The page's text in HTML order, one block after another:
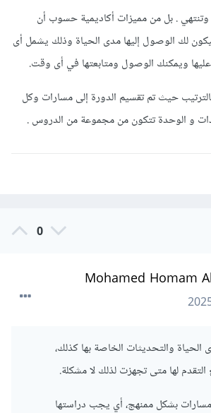
. بل من مميزات أكاديمية حسوب أن
لك الوصول إليها مدى الحياة وذلك يشمل أى
ويمكنك الوصول ومتابعتها في أى وقت.
حيث تم تقسيم الدورة إلى مسارات وكل
و الوحدة تتكون من مجموعة من الدروس .
0
Mohamed Homam
والتحديثات الخاصة بها كذلك،
لها متى تجهزت لذلك لا مشكلة.
بشكل ممنهج، أي يجب دراستها